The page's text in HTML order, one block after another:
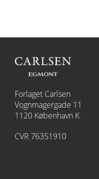
Forlaget Carlsen
Vognmagergade 11
1120 København K
CVR 76351910